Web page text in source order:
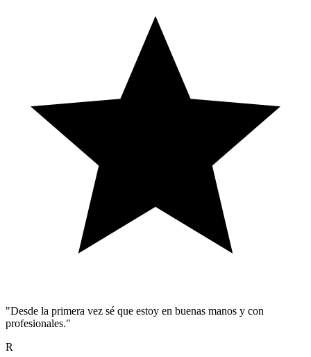
"Desde la primera vez sé que estoy en buenas manos y con
profesionales."
R